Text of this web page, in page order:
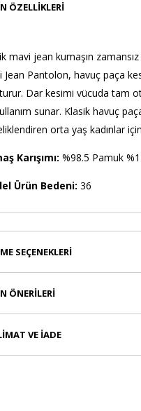
ÖZELLIKLERI
mavi jean kumaşın
Jean Pantolon, havuç paça
Dar kesimi vücuda tam
sunar. Klasik havuç
orta yaş kadınlar
Karışımı: %98.5 Pamuk
Ürün Bedeni: 36
SEÇENEKLERI
ÖNERILERI
VE İADE